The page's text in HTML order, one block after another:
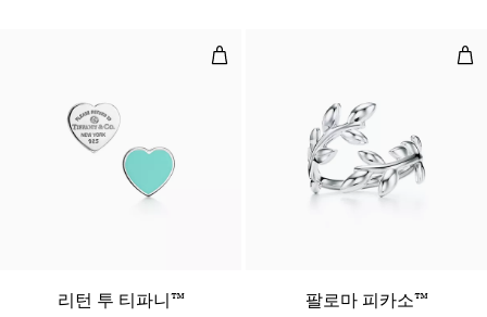
이어링, 실버에 티파니 블루 마감
리턴 투 티파니™
올
팔로마 피카소™